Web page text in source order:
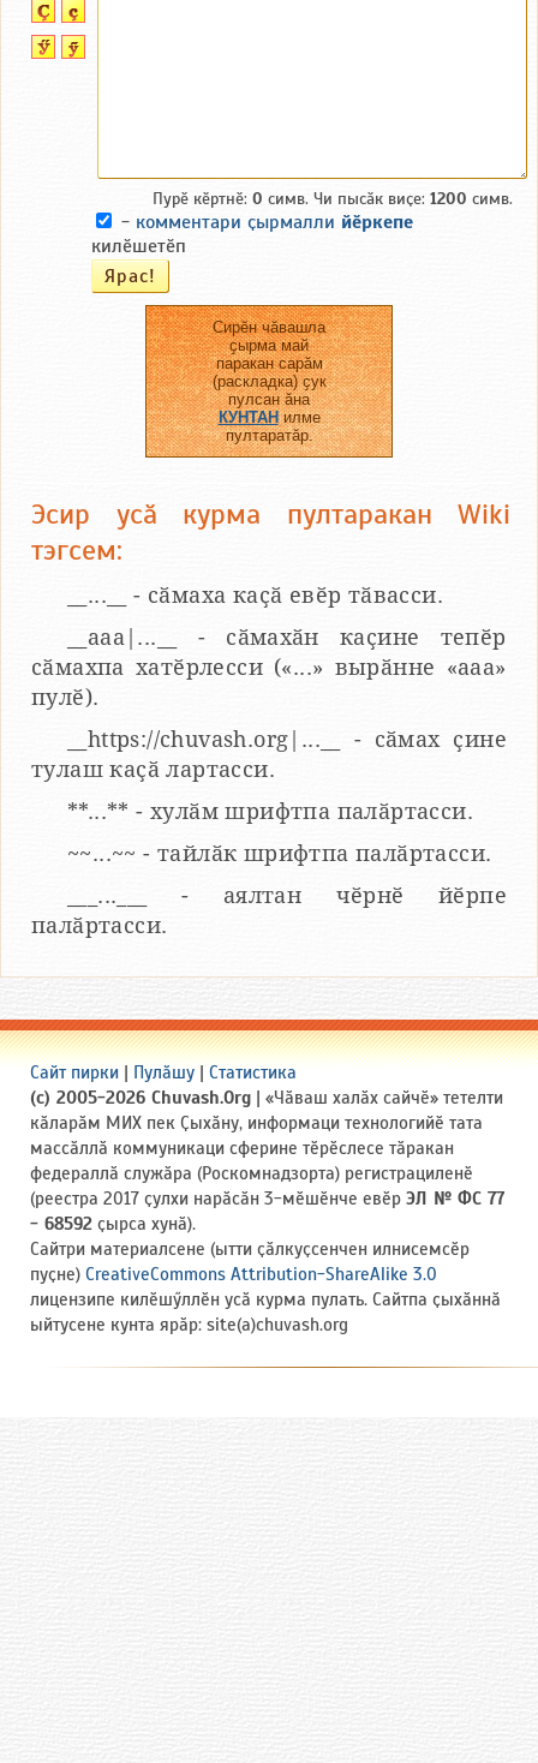
Пурӗ кӗртнӗ: 0 симв. Чи пысӑк виҫе: 1200 симв.
- комментари ҫырмалли йӗркепе
килӗшетӗп
Сирӗн чӑвашла
ҫырма май
паракан сарӑм
(раскладка) ҫук
пулсан ӑна
КУНТАНилме
пултаратӑр.
Эсир усӑ курма пултаракан Wiki
тэгсем:
__...__ - сӑмаха каҫӑ евӗр тӑвасси.
__aaa|...__ - сӑмахӑн каҫине тепӗр
сӑмахпа хатӗрлесси («...» вырӑнне «ааа»
пулӗ).
__https://chuvash.org|...__ - сӑмах ҫине
тулаш каҫӑ лартасси.
**...** - хулӑм шрифтпа палӑртасси.
~~...~~ - тайлӑк шрифтпа палӑртасси.
___...___ - аялтан чӗрнӗ йӗрпе
палӑртасси.
Сайт пирки | Пулӑшу | Статистика
(c) 2005-2026 Chuvash.Org | «Чӑваш халӑх сайчӗ» тетелти
кӑларӑм МИХ пек Ҫыхӑну, информаци технологийӗ тата
массӑллӑ коммуникаци сферине тӗрӗслесе тӑракан
федераллӑ служӑра (Роскомнадзорта) регистрациленӗ
(реестра 2017 ҫулхи нарӑсӑн 3-мӗшӗнче евӗр ЭЛ № ФС 77
- 68592 ҫырса хунӑ).
Сайтри материалсене (ытти ҫӑлкуҫсенчен илнисемсӗр
пуҫне) CreativeCommons Attribution-ShareAlike 3.0
лицензипе килӗшӳллӗн усӑ курма пулать. Сайтпа ҫыхӑннӑ
ыйтусене кунта ярӑр: site(a)chuvash.org